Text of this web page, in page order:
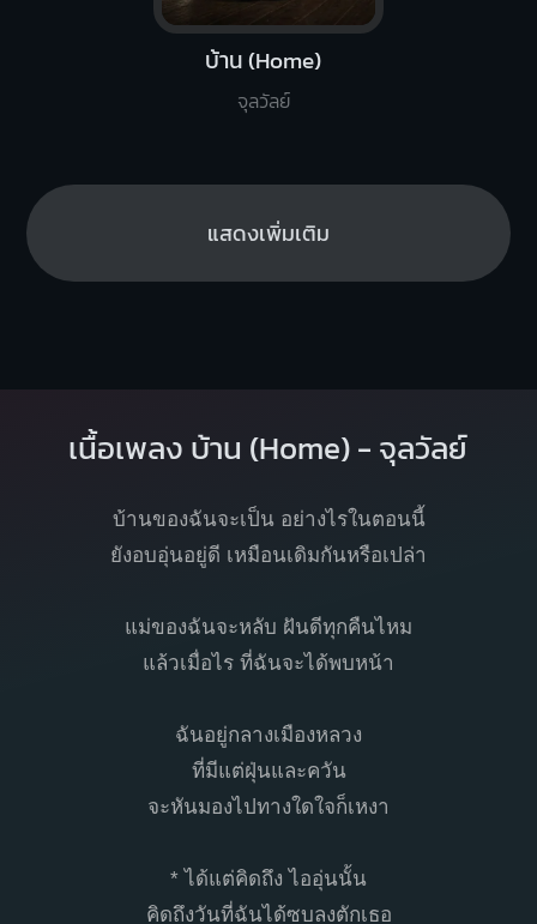
บ้าน (Home)
จุลวัลย์
แสดงเพิ่มเติม
เนื้อเพลง บ้าน (Home) - จุลวัลย์
บ้านของฉันจะเป็น อย่างไรในตอนนี้
ยังอบอุ่นอยู่ดี เหมือนเดิมกันหรือเปล่า
แม่ของฉันจะหลับ ฝันดีทุกคืนไหม
แล้วเมื่อไร ที่ฉันจะได้พบหน้า
ฉันอยู่กลางเมืองหลวง
ที่มีแต่ฝุ่นและควัน
จะหันมองไปทางใดใจก็เหงา
* ได้แต่คิดถึง ไออุ่นนั้น
คิดถึงวันที่ฉันได้ซบลงตักเธอ